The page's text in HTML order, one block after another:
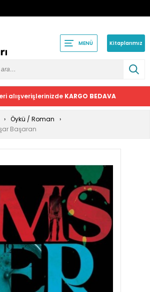
MENÜ Kitaplarımız
alışverişlerinizde KARGO BEDAVA
Öykü / Roman
Başaran